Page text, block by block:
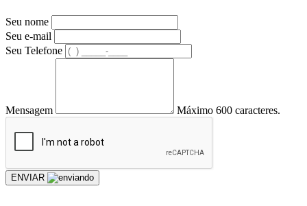
Seu nome
Seu e-mail
Seu Telefone
Mensagem Máximo 600 caracteres.
ENVIAR